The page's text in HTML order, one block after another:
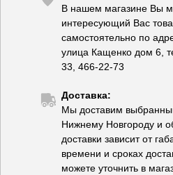
В нашем магазине Вы
интересующий Вас
самостоятельно по
улица Кащенко дом 6,
33, 466-22-73
Доставка:
Мы доставим
Нижнему Новгороду и
доставки зависит от
времени и сроках
можете уточнить в